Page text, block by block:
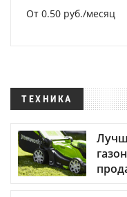
От 0.50 руб./месяц
ТЕХНИКА